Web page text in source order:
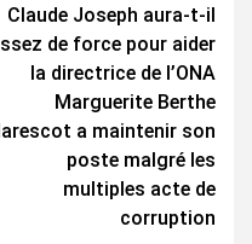
Claude Joseph aura-t-il
de force pour aider
la directrice de l’ONA
Marguerite Berthe
a maintenir son
poste malgré les
multiples acte de
corruption